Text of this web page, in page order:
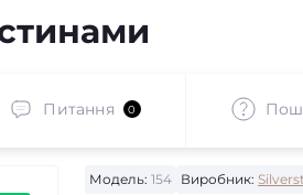
Питання 0
Модель: 154 Виробник: